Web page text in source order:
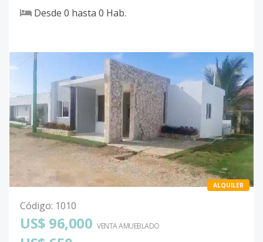
Desde 0 hasta 0 Hab.
ALQUILER
Código: 1010
US$ 96,000 VENTA AMUEBLADO